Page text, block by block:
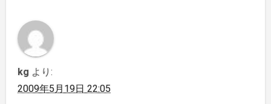
kg より:
2009年5月19日 22:05